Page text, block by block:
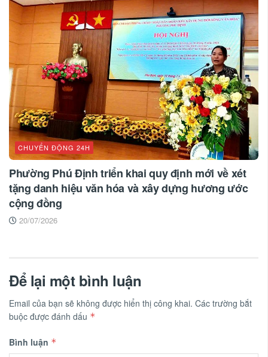
CHUYỂN ĐỘNG 24H
Phường Phú Định triển khai quy định mới về xét
tặng danh hiệu văn hóa và xây dựng hương ước
cộng đồng
20/07/2026
Để lại một bình luận
Email của bạn sẽ không được hiển thị công khai. Các trường bắt
buộc được đánh dấu *
Bình luận *